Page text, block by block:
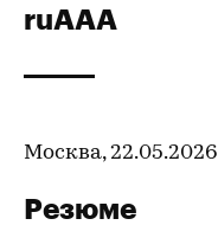
ruAAA
Москва, 22.05.2026
Резюме